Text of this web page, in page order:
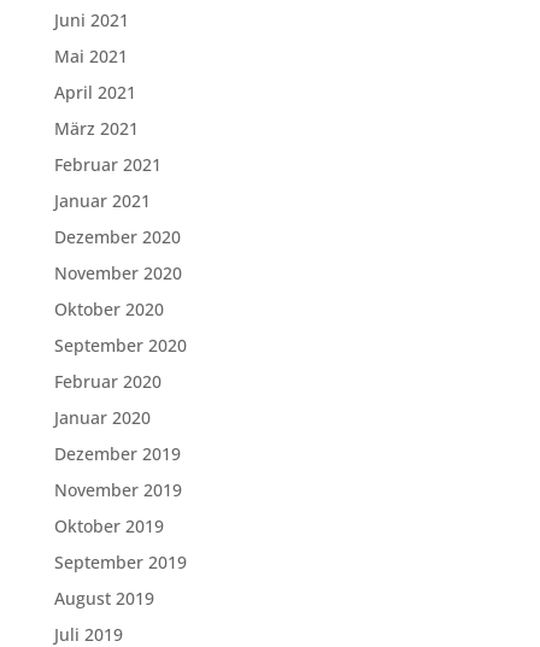
Juni 2021
Mai 2021
April 2021
März 2021
Februar 2021
Januar 2021
Dezember 2020
November 2020
Oktober 2020
September 2020
Februar 2020
Januar 2020
Dezember 2019
November 2019
Oktober 2019
September 2019
August 2019
Juli 2019